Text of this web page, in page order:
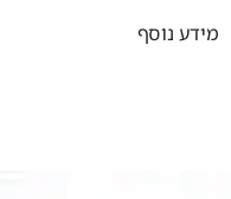
מידע נוסף